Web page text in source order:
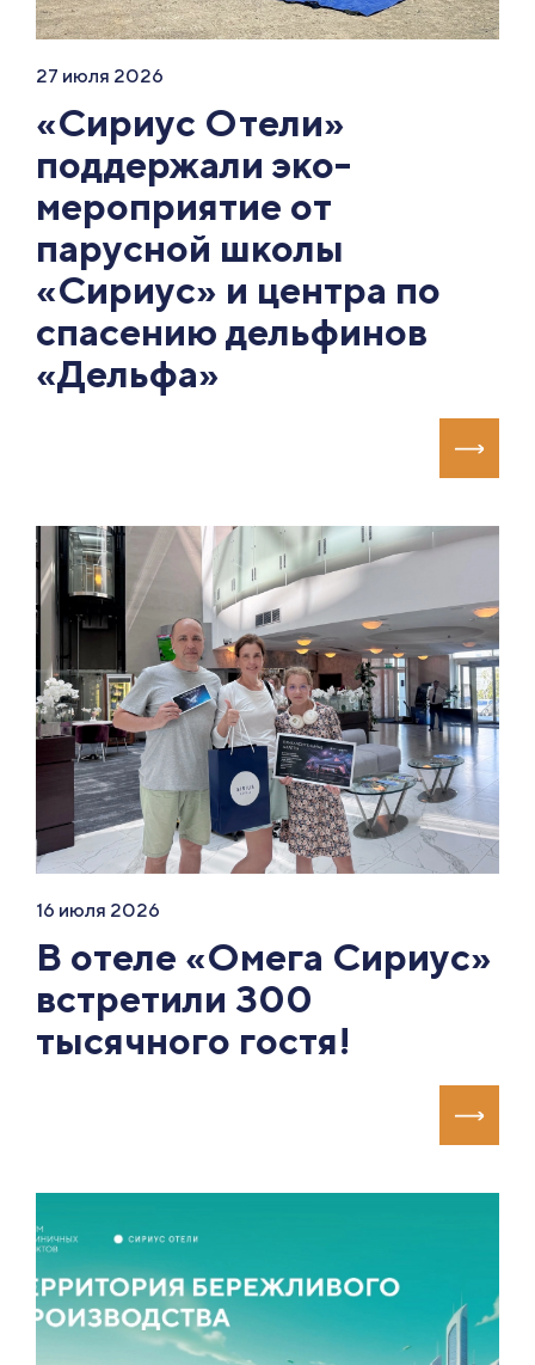
27 июля 2026
«Сириус Отели»
поддержали эко-
мероприятие от
парусной школы
«Сириус» и центра по
спасению дельфинов
«Дельфа»
16 июля 2026
В отеле «Омега Сириус»
встретили 300
тысячного гостя!